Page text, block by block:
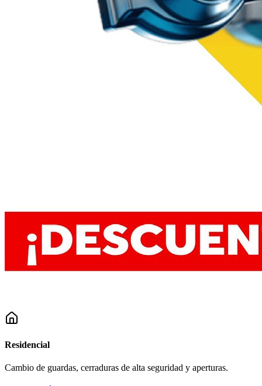
Residencial
Cambio de guardas, cerraduras de alta seguridad y aperturas.